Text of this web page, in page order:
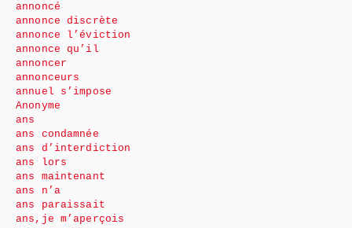
annoncé
annonce discrète
annonce l’éviction
annonce qu’il
annoncer
annonceurs
annuel s’impose
Anonyme
ans
ans condamnée
ans d’interdiction
ans lors
ans maintenant
ans n’a
ans paraissait
ans,je m’aperçois